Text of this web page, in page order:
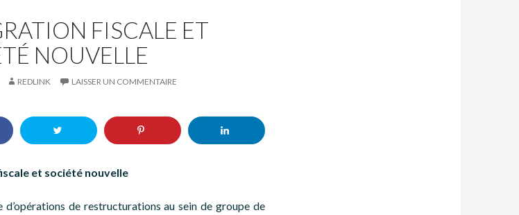
FISCALE ET
NOUVELLE
REDLINK LAISSER UN COMMENTAIRE
et société nouvelle
d’opérations de restructurations au sein de groupe de